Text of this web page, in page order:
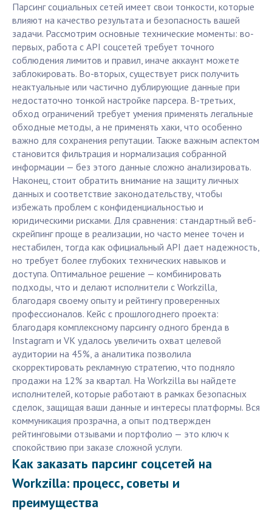
Парсинг социальных сетей имеет свои тонкости, которые
влияют на качество результата и безопасность вашей
задачи. Рассмотрим основные технические моменты: во-
первых, работа с API соцсетей требует точного
соблюдения лимитов и правил, иначе аккаунт можете
заблокировать. Во-вторых, существует риск получить
неактуальные или частично дублирующие данные при
недостаточно тонкой настройке парсера. В-третьих,
обход ограничений требует умения применять легальные
обходные методы, а не применять хаки, что особенно
важно для сохранения репутации. Также важным аспектом
становится фильтрация и нормализация собранной
информации — без этого данные сложно анализировать.
Наконец, стоит обратить внимание на защиту личных
данных и соответствие законодательству, чтобы
избежать проблем с конфиденциальностью и
юридическими рисками. Для сравнения: стандартный веб-
скрейпинг проще в реализации, но часто менее точен и
нестабилен, тогда как официальный API дает надежность,
но требует более глубоких технических навыков и
доступа. Оптимальное решение — комбинировать
подходы, что и делают исполнители с Workzilla,
благодаря своему опыту и рейтингу проверенных
профессионалов. Кейс с прошлогоднего проекта:
благодаря комплексному парсингу одного бренда в
Instagram и VK удалось увеличить охват целевой
аудитории на 45%, а аналитика позволила
скорректировать рекламную стратегию, что подняло
продажи на 12% за квартал. На Workzilla вы найдете
исполнителей, которые работают в рамках безопасных
сделок, защищая ваши данные и интересы платформы. Вся
коммуникация прозрачна, а опыт подтвержден
рейтинговыми отзывами и портфолио — это ключ к
спокойствию при заказе сложной услуги.
Как заказать парсинг соцсетей на
Workzilla: процесс, советы и
преимущества